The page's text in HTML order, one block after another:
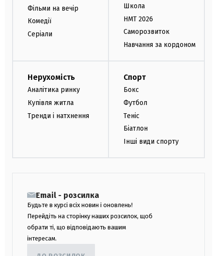
Фільми на вечір
Комедії
Серіали
Школа
НМТ 2026
Саморозвиток
Навчання за кордоном
Нерухомість
Аналітика ринку
Купівля житла
Тренди і натхнення
Спорт
Бокс
Футбол
Теніс
Біатлон
Інші види спорту
Email - розсилка
Будьте в курсі всіх новин і оновлень!
Перейдіть на сторінку наших розсилок, щоб
обрати ті, що відповідають вашим
інтересам.